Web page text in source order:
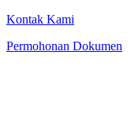
Kontak Kami
Permohonan Dokumen